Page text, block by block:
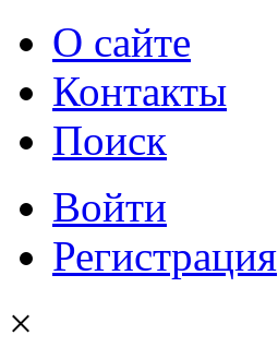
О сайте
Контакты
Поиск
Войти
Регистрация
×